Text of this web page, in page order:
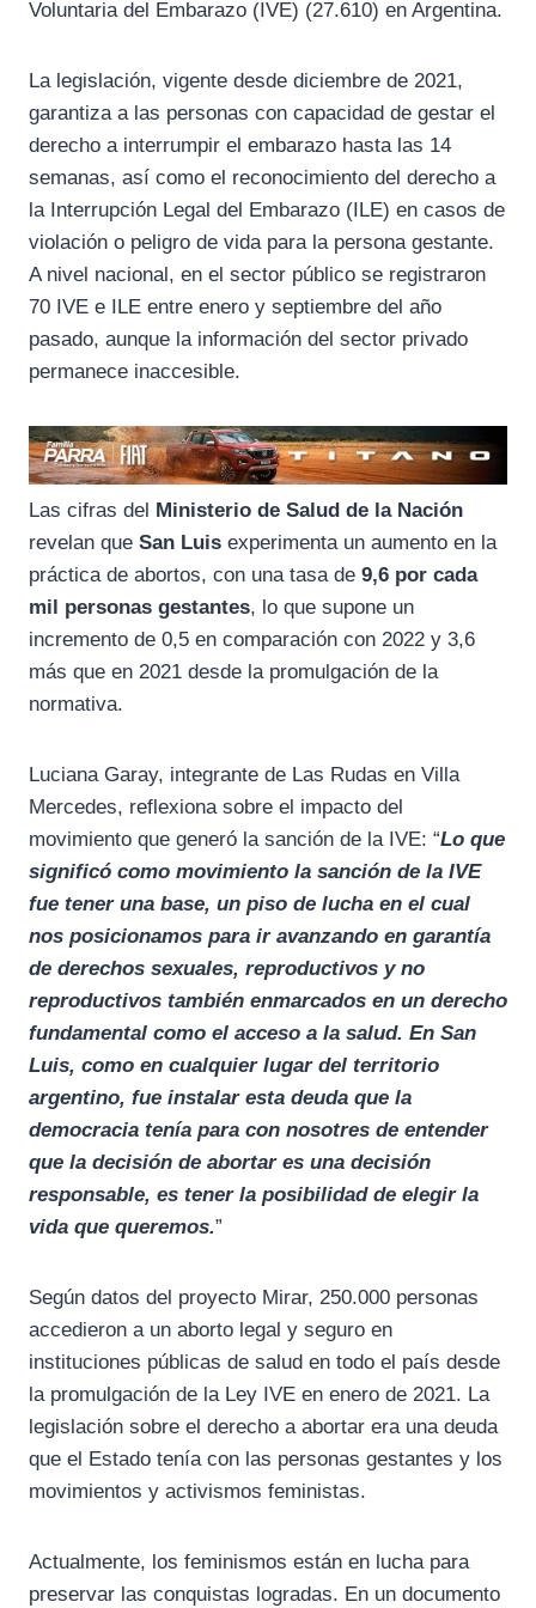
Voluntaria del Embarazo (IVE) (27.610) en Argentina.
La legislación, vigente desde diciembre de 2021,
garantiza a las personas con capacidad de gestar el
derecho a interrumpir el embarazo hasta las 14
semanas, así como el reconocimiento del derecho a
la Interrupción Legal del Embarazo (ILE) en casos de
violación o peligro de vida para la persona gestante.
A nivel nacional, en el sector público se registraron
70 IVE e ILE entre enero y septiembre del año
pasado, aunque la información del sector privado
permanece inaccesible.
Las cifras del Ministerio de Salud de la Nación
revelan que San Luis experimenta un aumento en la
práctica de abortos, con una tasa de 9,6 por cada
mil personas gestantes, lo que supone un
incremento de 0,5 en comparación con 2022 y 3,6
más que en 2021 desde la promulgación de la
normativa.
Luciana Garay, integrante de Las Rudas en Villa
Mercedes, reflexiona sobre el impacto del
movimiento que generó la sanción de la IVE: “Lo que
significó como movimiento la sanción de la IVE
fue tener una base, un piso de lucha en el cual
nos posicionamos para ir avanzando en garantía
de derechos sexuales, reproductivos y no
reproductivos también enmarcados en un derecho
fundamental como el acceso a la salud. En San
Luis, como en cualquier lugar del territorio
argentino, fue instalar esta deuda que la
democracia tenía para con nosotres de entender
que la decisión de abortar es una decisión
responsable, es tener la posibilidad de elegir la
vida que queremos.”
Según datos del proyecto Mirar, 250.000 personas
accedieron a un aborto legal y seguro en
instituciones públicas de salud en todo el país desde
la promulgación de la Ley IVE en enero de 2021. La
legislación sobre el derecho a abortar era una deuda
que el Estado tenía con las personas gestantes y los
movimientos y activismos feministas.
Actualmente, los feminismos están en lucha para
preservar las conquistas logradas. En un documento